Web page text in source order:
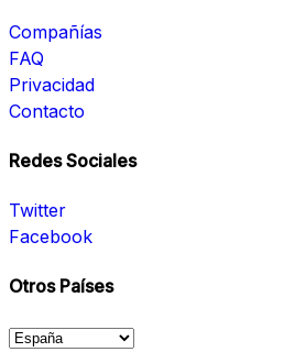
Compañías
FAQ
Privacidad
Contacto
Redes Sociales
Twitter
Facebook
Otros Países